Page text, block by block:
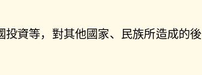
資等，對其他國家、民族所造成的後